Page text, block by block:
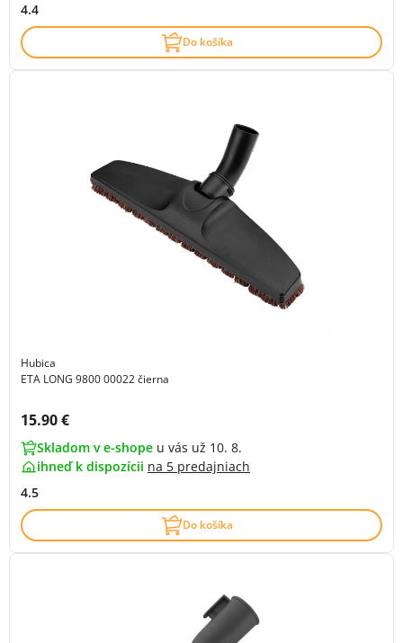
4.4
Do košíka
Hubica
ETA LONG 9800 00022 čierna
Cena s DPH:
15.90 €
Skladom v e-shope u vás už 10. 8.
ihneď k dispozícii na 5 predajniach
4.5
Do košíka